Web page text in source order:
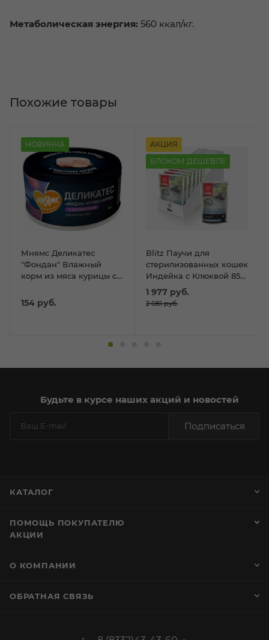
Метаболическая энергия: 560 ккал/кг.
НОВИНКА
Мнямс Деликатес
"Фондан" Влажный
корм из мяса курицы с
кошек 80г
154 руб.
АКЦИЯ
БЛОКОМ ДЕШЕВЛЕ
Blitz Паучи для
стерилизованных кошек
Индейка с Клюквой 85г
(1*24шт)
1 977 руб.
2 081руб.
Похожие товары
Будьте в курсе наших акций и новостей
Подписаться
КАТАЛОГ
ПОМОЩЬ ПОКУПАТЕЛЮ
АКЦИИ
О КОМПАНИИ
ОБРАТНАЯ СВЯЗЬ